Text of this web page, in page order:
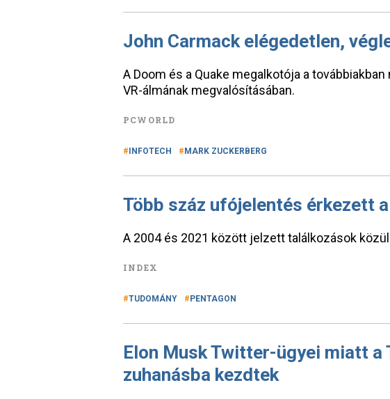
John Carmack elégedetlen,
A Doom és a Quake megalkotója a
VR-álmának megvalósításában.
PCWORLD
INFOTECH MARK ZUCKERBERG
Több száz ufójelentés érkezett
A 2004 és 2021 között jelzett találkozások
INDEX
TUDOMÁNY PENTAGON
Elon Musk Twitter-ügyei miatt a
zuhanásba kezdtek